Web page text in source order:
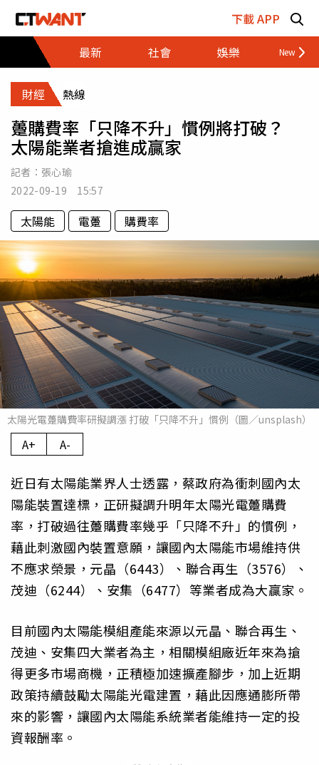
下載 APP
最新
社會 娛樂 財經
財經 熱線
躉購費率「只降不升」慣例將打破？
太陽能業者搶進成贏家
記者： 張心瑜
2022-09-19 15:57
太陽能 電躉 購費率
太陽光電躉購費率研擬調漲 打破「只降不升」慣例（圖／unsplash）
A+ A-
近日有太陽能業界人士透露，蔡政府為衝刺國內太
陽能裝置達標，正研擬調升明年太陽光電躉購費
率，打破過往躉購費率幾乎「只降不升」的慣例，
藉此刺激國內裝置意願，讓國內太陽能市場維持供
不應求榮景，元晶（6443）、聯合再生（3576）、
茂迪（6244）、安集（6477）等業者成為大贏家。
目前國內太陽能模組產能來源以元晶、聯合再生、
茂迪、安集四大業者為主，相關模組廠近年來為搶
得更多市場商機，正積極加速擴產腳步，加上近期
政策持續鼓勵太陽能光電建置，藉此因應通膨所帶
來的影響，讓國內太陽能系統業者能維持一定的投
資報酬率。